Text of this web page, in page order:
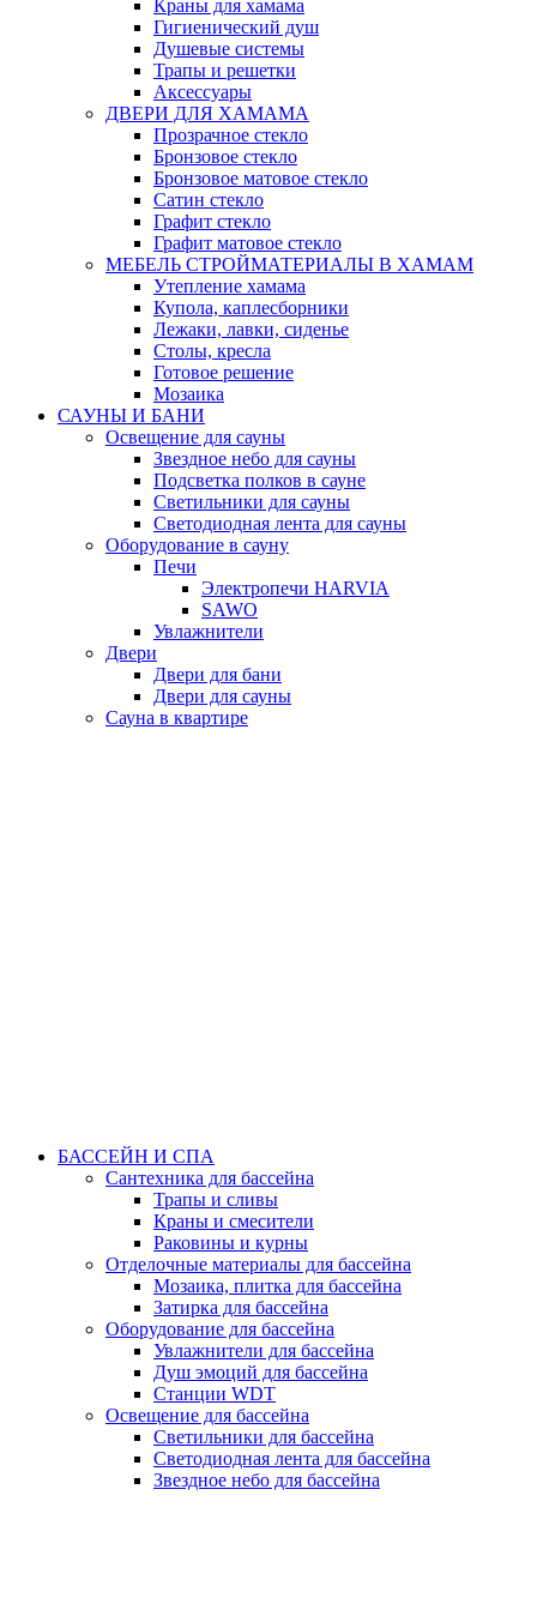
Краны для хамама
Гигиенический душ
Душевые системы
Трапы и решетки
Аксессуары
ДВЕРИ ДЛЯ ХАМАМА
Прозрачное стекло
Бронзовое стекло
Бронзовое матовое стекло
Сатин стекло
Графит стекло
Графит матовое стекло
МЕБЕЛЬ СТРОЙМАТЕРИАЛЫ В ХАМАМ
Утепление хамама
Купола, каплесборники
Лежаки, лавки, сиденье
Столы, кресла
Готовое решение
Мозаика
САУНЫ И БАНИ
Освещение для сауны
Звездное небо для сауны
Подсветка полков в сауне
Светильники для сауны
Светодиодная лента для сауны
Оборудование в сауну
Печи
Электропечи HARVIA
SAWO
Увлажнители
Двери
Двери для бани
Двери для сауны
Сауна в квартире
БАССЕЙН И СПА
Сантехника для бассейна
Трапы и сливы
Краны и смесители
Раковины и курны
Отделочные материалы для бассейна
Мозаика, плитка для бассейна
Затирка для бассейна
Оборудование для бассейна
Увлажнители для бассейна
Душ эмоций для бассейна
Станции WDT
Освещение для бассейна
Светильники для бассейна
Светодиодная лента для бассейна
Звездное небо для бассейна